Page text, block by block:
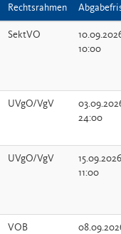
Rechtsrahmen
SektVO
10:00
UVgO/VgV
24:00
UVgO/VgV
15.09.2026
11:00
VOB